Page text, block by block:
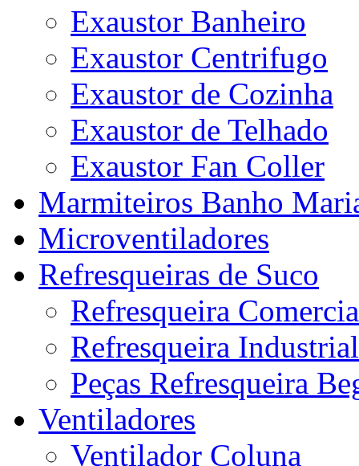
Exaustor Banheiro
Exaustor Centrifugo
Exaustor de Cozinha
Exaustor de Telhado
Exaustor Fan Coller
Marmiteiros Banho
Microventiladores
Refresqueiras de Suco
Refresqueira
Refresqueira Industrial
Peças Refresqueira
Ventiladores
Ventilador Coluna